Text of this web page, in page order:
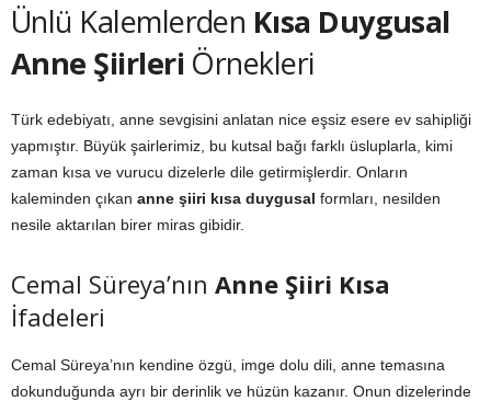
Ünlü Kalemlerden Kısa Duygusal
Anne Şiirleri Örnekleri
Türk edebiyatı, anne sevgisini anlatan nice eşsiz esere ev sahipliği
yapmıştır. Büyük şairlerimiz, bu kutsal bağı farklı üsluplarla, kimi
zaman kısa ve vurucu dizelerle dile getirmişlerdir. Onların
kaleminden çıkan anne şiiri kısa duygusal formları, nesilden
nesile aktarılan birer miras gibidir.
Cemal Süreya’nın Anne Şiiri Kısa
İfadeleri
Cemal Süreya’nın kendine özgü, imge dolu dili, anne temasına
dokunduğunda ayrı bir derinlik ve hüzün kazanır. Onun dizelerinde